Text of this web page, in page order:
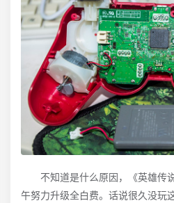
不知道是什么原因，《英雄传
午努力升级全白费。话说很久没玩